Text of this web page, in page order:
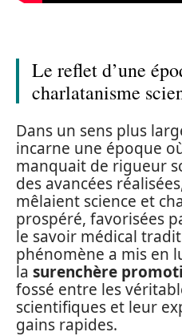
Le reflet d’une
charlatanisme
Dans un sens plus
incarne une époque
manquait de rigueur
des avancées
mêlaient science et
prospéré, favorisées
le savoir médical
phénomène a mis en
la surenchère
fossé entre les
scientifiques et leur
gains rapides.